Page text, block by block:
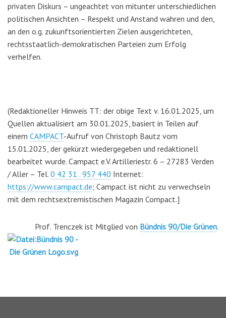
privaten Diskurs – ungeachtet von mitunter unterschiedlichen
politischen Ansichten – Respekt und Anstand wahren und den,
an den o.g. zukunftsorientierten Zielen ausgerichteten,
rechtsstaatlich-demokratischen Parteien zum Erfolg
verhelfen.
(Redaktioneller Hinweis TT: der obige Text v. 16.01.2025, um
Quellen aktualisiert am 30.01.2025, basiert in Teilen auf
einem CAMPACT-Aufruf von Christoph Bautz vom
15.01.2025, der gekürzt wiedergegeben und redaktionell
bearbeitet wurde. Campact e.V. Artilleriestr. 6 – 27283 Verden
/ Aller – Tel. 0 42 31 . 957 440 Internet:
https://www.campact.de; Campact ist nicht zu verwechseln
mit dem rechtsextremistischen Magazin Compact.]
Prof. Trenczek ist Mitglied von Bündnis 90/Die Grünen.